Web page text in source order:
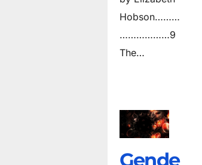
Hobson………
………………9
The…
Gende